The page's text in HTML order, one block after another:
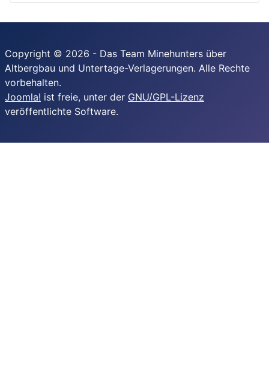
Copyright © 2026 - Das Team Minehunters über
Altbergbau und Untertage-Verlagerungen. Alle Rechte
vorbehalten.
Joomla! ist freie, unter der GNU/GPL-Lizenz
veröffentlichte Software.